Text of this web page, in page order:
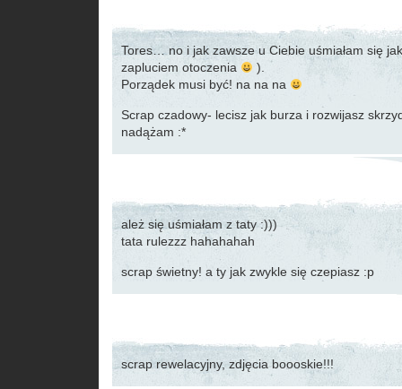
Tores… no i jak zawsze u Ciebie uśmiałam się jak
zapluciem otoczenia
).
Porządek musi być! na na na
Scrap czadowy- lecisz jak burza i rozwijasz
nadążam :*
ależ się uśmiałam z taty :)))
tata rulezzz hahahahah
scrap świetny! a ty jak zwykle się czepiasz :p
scrap rewelacyjny, zdjęcia boooskie!!!